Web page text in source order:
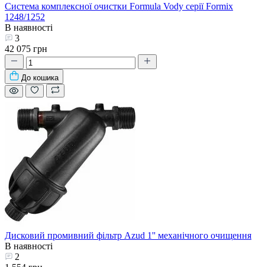
Система комплексної очистки Formula Vody серії Formix
1248/1252
В наявності
3
42 075 грн
До кошика
Дисковий промивний фільтр Azud 1'' механічного очищення
В наявності
2